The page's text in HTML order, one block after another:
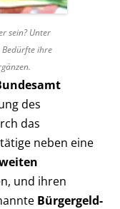
sein? Unter
Bedürfte ihre
des
das
neben eine
und ihren
Bürgergeld-